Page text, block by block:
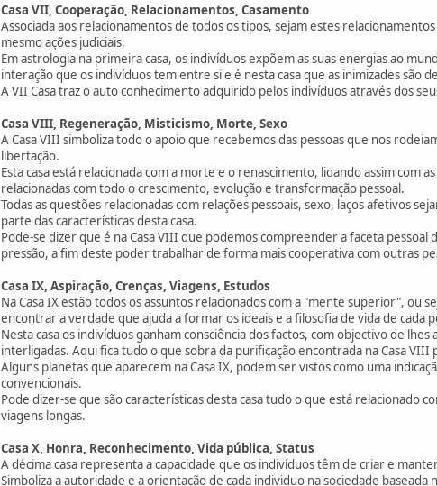
Casa VII, Cooperação, Relacionamentos, Casamento
Associada aos relacionamentos de todos os tipos, sejam estes
mesmo ações judiciais.
Em astrologia na primeira casa, os indivíduos expõem as suas energias ao
interação que os indivíduos tem entre si e é nesta casa que as inimizades são
A VII Casa traz o auto conhecimento adquirido pelos indivíduos através dos
Casa VIII, Regeneração, Misticismo, Morte, Sexo
A Casa VIII simboliza todo o apoio que recebemos das pessoas que nos
libertação.
Esta casa está relacionada com a morte e o renascimento, lidando assim com
relacionadas com todo o crescimento, evolução e transformação pessoal.
Todas as questões relacionadas com relações pessoais, sexo, laços afetivos
parte das características desta casa.
Pode-se dizer que é na Casa VIII que podemos compreender a faceta
pressão, a fim deste poder trabalhar de forma mais cooperativa com outras
Casa IX, Aspiração, Crenças, Viagens, Estudos
Na Casa IX estão todos os assuntos relacionados com a "mente superior", ou
encontrar a verdade que ajuda a formar os ideais e a filosofia de vida de cada
Nesta casa os indivíduos ganham consciência dos factos, com objectivo de
interligadas. Aqui fica tudo o que sobra da purificação encontrada na Casa VIII
Alguns planetas que aparecem na Casa IX, podem ser vistos como uma
convencionais.
Pode dizer-se que são características desta casa tudo o que está relacionado
viagens longas.
Casa X, Honra, Reconhecimento, Vida pública, Status
A décima casa representa a capacidade que os indivíduos têm de criar e
Simboliza a autoridade e a orientação de cada individuo na sociedade